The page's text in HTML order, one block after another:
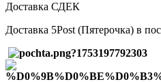
Доставка СДЕК
Доставка 5Post (Пятерочка) в